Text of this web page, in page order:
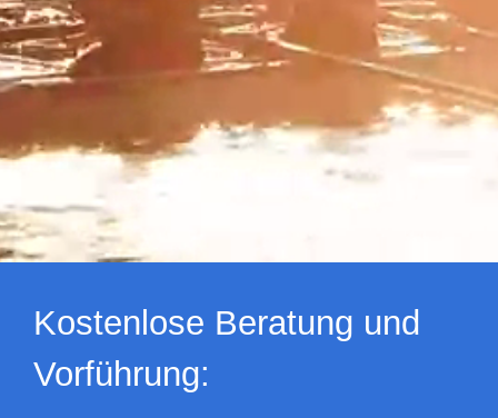
Kostenlose Beratung und
Vorführung: